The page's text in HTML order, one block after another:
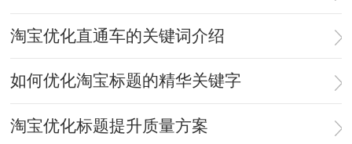
淘宝优化直通车的关键词介绍
如何优化淘宝标题的精华关键字
淘宝优化标题提升质量方案